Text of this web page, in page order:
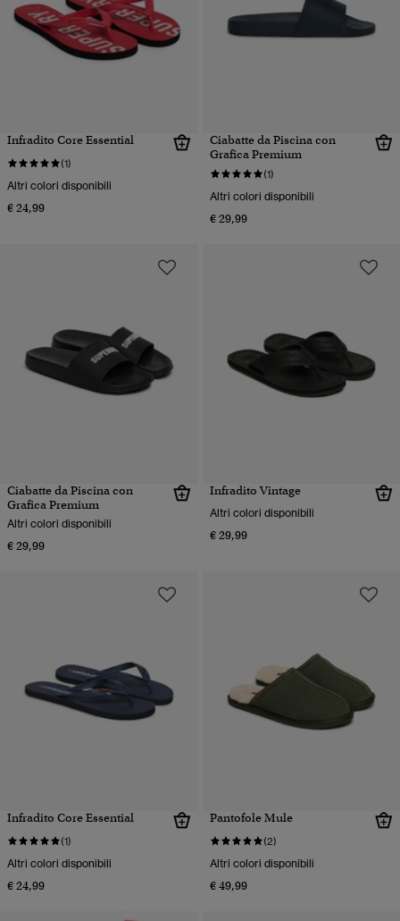
Infradito Core Essential
(1)
Altri colori disponibili
€ 24,99
Ciabatte da Piscina con
Grafica Premium
(1)
Altri colori disponibili
€ 29,99
Ciabatte da Piscina con
Grafica Premium
Altri colori disponibili
€ 29,99
Infradito Vintage
Altri colori disponibili
€ 29,99
Infradito Core Essential
(1)
Altri colori disponibili
€ 24,99
Pantofole Mule
(2)
Altri colori disponibili
€ 49,99